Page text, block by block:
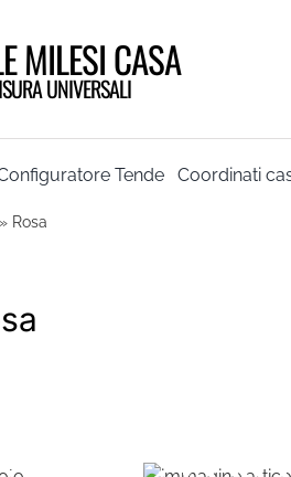
MILESI CASA
UNIVERSALI
Tende Coordinati
Rosa